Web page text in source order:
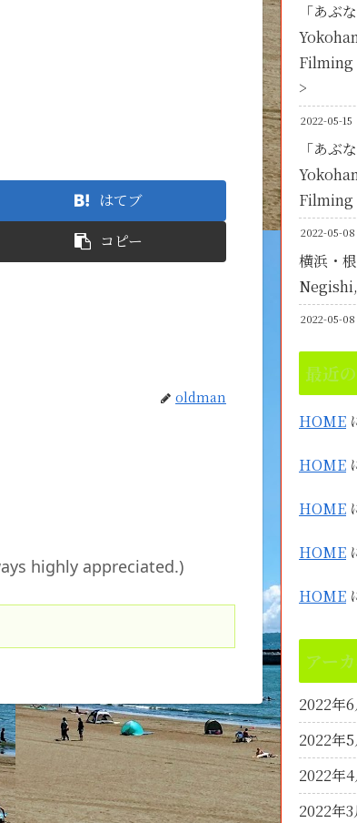
はてブ
コピー
oldman
highly appreciated.)
「あぶ
Filming
>
2022-05-15
「あぶ
Filming
2022-05-08
横浜・
Negishi,
2022-05-08
最近
HOME
HOME
HOME
HOME
HOME
アー
2022年6
2022年5
2022年4
2022年3